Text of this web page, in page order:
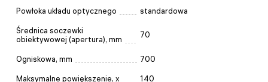
Powłoka układu optycznego standardowa
Średnica soczewki
obiektywowej (apertura), mm
70
Ogniskowa, mm 700
Maksymalne powiększenie, x 140